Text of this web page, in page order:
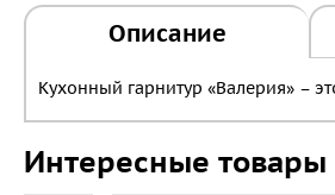
Описание
Кухонный гарнитур «Валерия» –
Интересные товары